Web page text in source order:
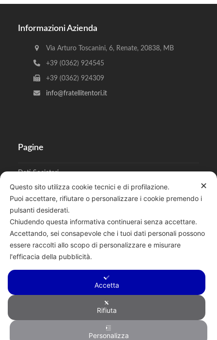
Informazioni Azienda
Via Arturo Toscanini, 6, Renate, 20838, MB
+39 (0362) 924545
+39 (0362) 924309
info@fratellitentori.it
Pagine
Dati Societari
Regolamento Privacy
Copyright © 2026 F.lli Tentori di Enrico Tentori & C. SAS - Via A.
✕
Questo sito utilizza cookie tecnici e di profilazione.
Puoi accettare, rifiutare o personalizzare i cookie premendo i
pulsanti desiderati.
Chiudendo questa informativa continuerai senza accettare.
Accettando, sei consapevole che i tuoi dati personali possono
essere raccolti allo scopo di personalizzare e misurare
l'efficacia della pubblicità.
Accetta
Rifiuta
Personalizza